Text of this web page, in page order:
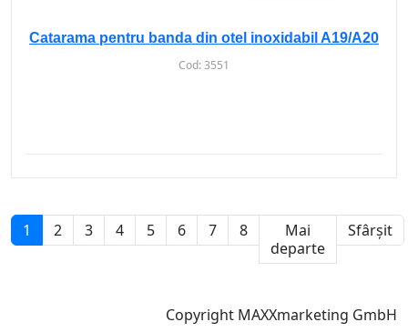
Catarama pentru banda din otel inoxidabil A19/A20
Cod:3551
1 2 3 4 5 6 7 8
Mai
departe
Sfârșit
Copyright MAXXmarketing GmbH